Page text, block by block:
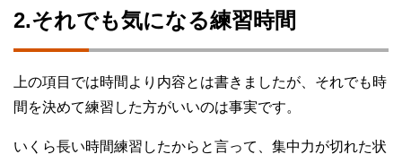
2.それでも気になる練習時間
上の項目では時間より内容とは書きましたが、それでも時
間を決めて練習した方がいいのは事実です。
いくら長い時間練習したからと言って、集中力が切れた状